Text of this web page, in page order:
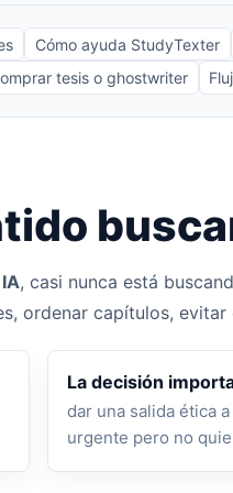
Cómo ayuda StudyTexter
tesis o ghostwriter
, casi nunca está
ordenar capítulos,
La decisión
dar una salida ética
urgente pero no